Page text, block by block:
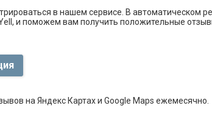
в нашем сервисе. В автоматическом
и поможем вам получить положительные
на Яндекс Картах и Google Maps ежемесячно.